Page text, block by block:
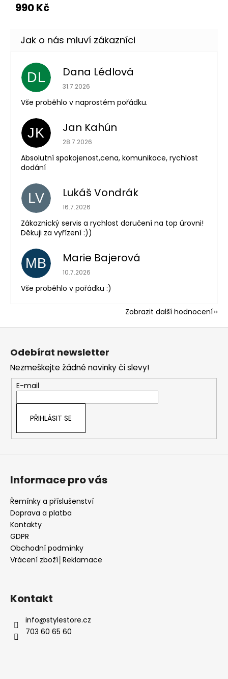
990 Kč
DL Dana Lédlová
Hodnocení obchodu je 5 z 5 hvězdiček.
31.7.2026
Vše proběhlo v naprostém pořádku.
JK Jan Kahún
Hodnocení obchodu je 5 z 5 hvězdiček.
28.7.2026
Absolutní spokojenost,cena, komunikace, rychlost
dodání
LV Lukáš Vondrák
Hodnocení obchodu je 5 z 5 hvězdiček.
16.7.2026
Zákaznický servis a rychlost doručení na top úrovni!
Děkuji za vyřízení :))
MB Marie Bajerová
Hodnocení obchodu je 5 z 5 hvězdiček.
10.7.2026
Vše proběhlo v pořádku :)
Zobrazit další hodnocení
Odebírat newsletter
Nezmeškejte žádné novinky či slevy!
E-mail
PŘIHLÁSIT SE
Informace pro vás
Řemínky a příslušenství
Doprava a platba
Kontakty
GDPR
Obchodní podmínky
Vrácení zboží│Reklamace
Kontakt
info@stylestore.cz
703 60 65 60